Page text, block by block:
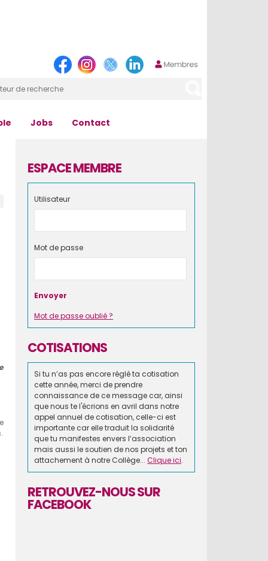
Jobs Contact
ESPACE MEMBRE
Utilisateur
Mot de passe
Mot de passe oublié ?
COTISATIONS
Si tu n’as pas encore réglé ta cotisation
cette année, merci de prendre
connaissance de ce message car, ainsi
que nous te l'écrions en avril dans notre
appel annuel de cotisation, celle-ci est
importante car elle traduit la solidarité
que tu manifestes envers l’association
mais aussi le soutien de nos projets et ton
attachement à notre Collège... Clique ici.
RETROUVEZ-NOUS SUR
FACEBOOK